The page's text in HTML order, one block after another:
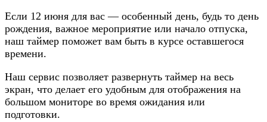
Если 12 июня для вас — особенный день, будь то день
рождения, важное мероприятие или начало отпуска,
наш таймер поможет вам быть в курсе оставшегося
времени.
Наш сервис позволяет развернуть таймер на весь
экран, что делает его удобным для отображения на
большом мониторе во время ожидания или
подготовки.